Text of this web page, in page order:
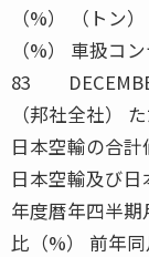
（%） （トン
（%） 車扱コ
83
（邦社全社）
日本空輸の合
日本空輸及び日
年度暦年四半期
比（%） 前年